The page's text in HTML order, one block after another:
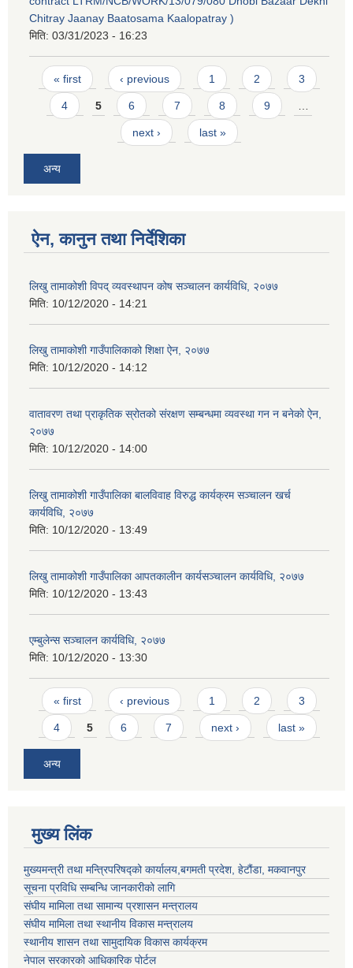
Chitray Jaanay Baatosama Kaalopatray )
मिति: 03/31/2023 - 16:23
Pages
« first ‹ previous 1 2 3
4 5 6 7 8 9
next › last »
अन्य
ऐन, कानुन तथा निर्देशिका
लिखु तामाकोशी विपद् व्यवस्थापन कोष सञ्चालन कार्यविधि, २०७७
मिति: 10/12/2020 - 14:21
लिखु तामाकोशी गाउँपालिकाको शिक्षा ऐन, २०७७
मिति: 10/12/2020 - 14:12
वातावरण तथा प्राकृतिक स्रोतको संरक्षण सम्बन्धमा व्यवस्था गन न बनेको ऐन,
२०७७
मिति: 10/12/2020 - 14:00
लिखु तामाकोशी गाउँपालिका बालविवाह विरुद्ध कार्यक्रम सञ्चालन खर्च
कार्यविधि, २०७७
मिति: 10/12/2020 - 13:49
लिखु तामाकोशी गाउँपालिका आपतकालीन कार्यसञ्चालन कार्यविधि, २०७७
मिति: 10/12/2020 - 13:43
एम्बुलेन्स सञ्चालन कार्यविधि, २०७७
मिति: 10/12/2020 - 13:30
Pages
« first ‹ previous 1 2 3
4 5 6 7 next › last »
अन्य
मुख्य लिंक
मुख्यमन्त्री तथा मन्त्रिपरिषद्को कार्यालय,बगमती प्रदेश, हेटौंडा, मकवानपुर
सूचना प्रविधि सम्बन्धि जानकारीको लागि
संघीय मामिला तथा सामान्य प्रशासन मन्त्रालय
संघीय मामिला तथा स्थानीय विकास मन्त्रालय
स्थानीय शासन तथा सामुदायिक विकास कार्यक्रम
नेपाल सरकारको आधिकारिक पोर्टल